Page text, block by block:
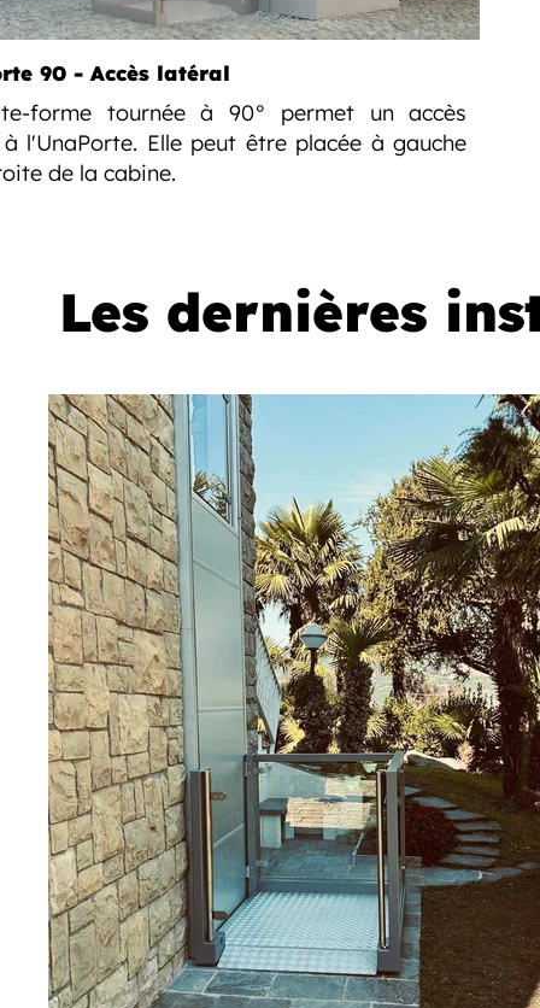
90 - Accès latéral
forme tournée à 90° permet un accès
l'UnaPorte. Elle peut être placée à gauche
de la cabine.
Les dernières